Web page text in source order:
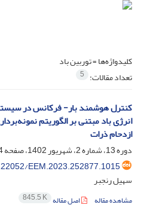
کلیدواژه‌ها =توربین باد
تعداد مقالات: 5
کنترل‌ هوشمند بار- فرکانس در
انرژی باد مبتنی بر الگوریتم
ازدحام ذرات
دوره 13، شماره 2، شهریور 1402، صفحه
EEM.2023.252877.1015
سهیل رنجبر
مشاهده مقاله اصل مقاله 845.5 K